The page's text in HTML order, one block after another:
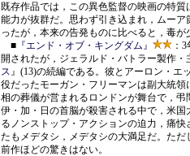
既存作品では，この異色監督の映画の特
能力が抜群だ。思わず引き込まれ，ムー
ったが，本来の告発ものに比べると，毒
■ 『エンド・オブ・キングダム』
：
開されたが，ジェラルド・バトラー製作
ス』(13)の続編である。彼とアーロン・エ
役だったモーガン・フリーマンは副大統
相の葬儀が営まれるロンドンが舞台で，
伊・加・日の首脳が殺害される中で，米
るノンストップ・アクションの迫力，痛
たもメデタシ，メデタシの大満足だ。た
前作ほどの驚きはない。